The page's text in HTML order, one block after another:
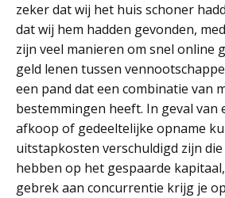
zeker dat wij het huis schoner
dat wij hem hadden gevonden,
zijn veel manieren om snel online
geld lenen tussen
een pand dat een combinatie van
bestemmingen heeft. In geval van
afkoop of gedeeltelijke opname
uitstapkosten verschuldigd zijn
hebben op het gespaarde
gebrek aan concurrentie krijg je